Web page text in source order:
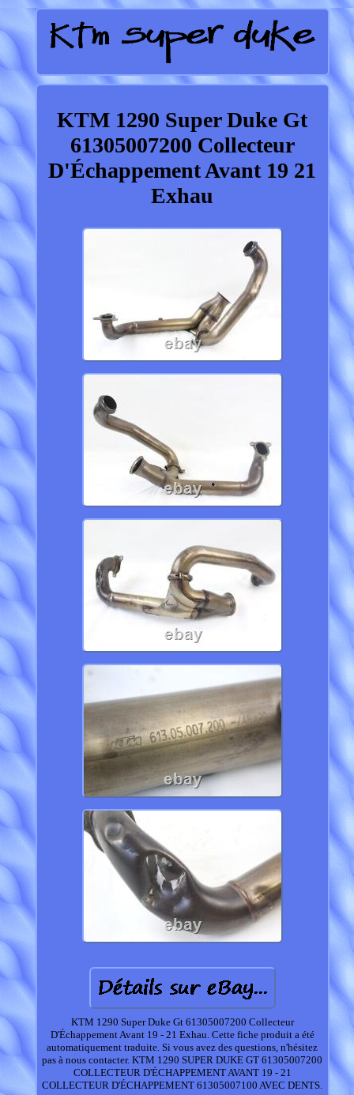
KTM 1290 Super Duke Gt
61305007200 Collecteur
D'Échappement Avant 19 21
Exhau
KTM 1290 Super Duke Gt 61305007200 Collecteur
D'Échappement Avant 19 - 21 Exhau. Cette fiche produit a été
automatiquement traduite. Si vous avez des questions, n'hésitez
pas à nous contacter. KTM 1290 SUPER DUKE GT 61305007200
COLLECTEUR D'ÉCHAPPEMENT AVANT 19 - 21
COLLECTEUR D'ÉCHAPPEMENT 61305007100 AVEC DENTS.